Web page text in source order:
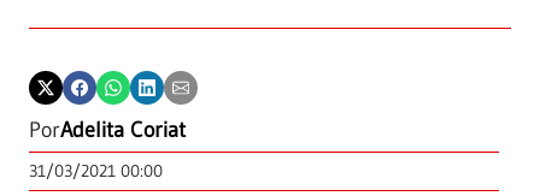
PorAdelita Coriat
31/03/2021 00:00